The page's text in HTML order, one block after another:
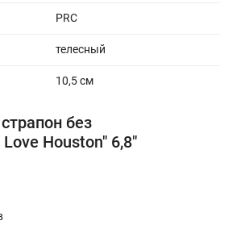
PRC
телесный
10,5 см
без
Houston" 6,8"